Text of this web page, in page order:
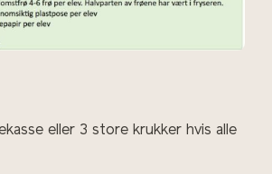
eller 3 store krukker hvis alle